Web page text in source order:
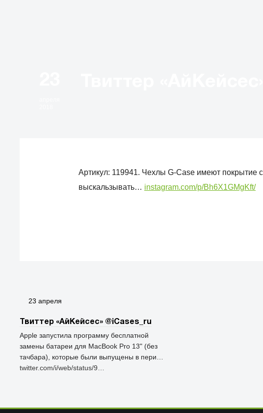
Артикул: 119941. Чехлы G-Case имеют покрытие
выскальзывать… instagram.com/p/Bh6X1GMgKft/
23 апреля
Твиттер «АйКейсес» ‏@iCases_ru
Apple запустила программу бесплатной
замены батареи для MacBook Pro 13" (без
тачбара), которые были выпущены в пери…
twitter.com/i/web/status/9…